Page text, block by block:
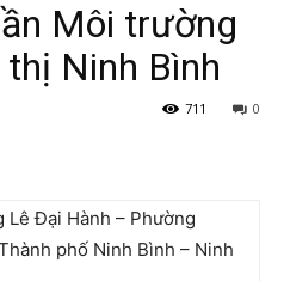
Môi trường
Ninh Bình
0
711
Lê Đại Hành – Phường
phố Ninh Bình – Ninh